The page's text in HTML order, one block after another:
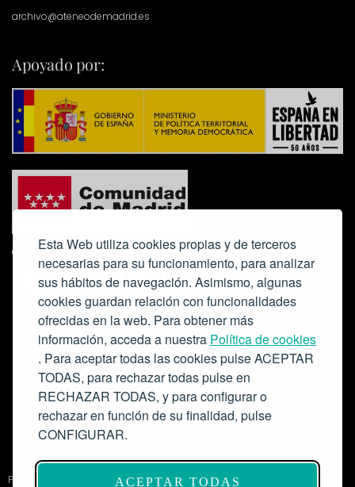
Esta Web utiliza cookies propias y de terceros
necesarias para su funcionamiento, para analizar
sus hábitos de navegación. Asimismo, algunas
cookies guardan relación con funcionalidades
ofrecidas en la web. Para obtener más
información, acceda a nuestra Política de cookies
. Para aceptar todas las cookies pulse ACEPTAR
TODAS, para rechazar todas pulse en
RECHAZAR TODAS, y para configurar o
rechazar en función de su finalidad, pulse
CONFIGURAR.
ACEPTAR TODAS
archivo@ateneodemadrid.es
Apoyado por:
Colabora:
Proyecto de modernización de infraestructuras y digitalización del